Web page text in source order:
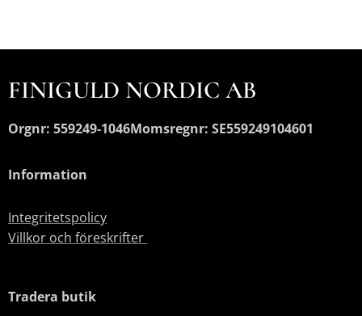
FINIGULD NORDIC AB
Orgnr: 559249-1046Momsregnr: SE559249104601
Information
Integritetspolicy
Villkor och föreskrifter
Tradera butik